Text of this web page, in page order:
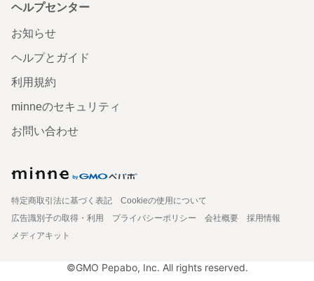
ヘルプセンター
お知らせ
ヘルプとガイド
利用規約
minneのセキュリティ
お問い合わせ
特定商取引法に基づく表記
Cookieの使用について
広告識別子の取得・利用
プライバシーポリシー 会社概要
採用情報
メディアキット
©GMO Pepabo, Inc. All rights reserved.